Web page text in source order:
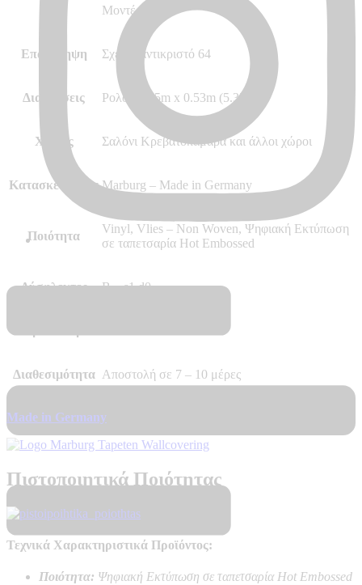
Μοντέρνο
Επανάληψη Σχέδιο αντικριστό 64
Διαστάσεις Ρολό 10.05m x 0.53m (5.32m²)
Χώρος Σαλόνι Κρεβατοκάμαρα και άλλoι χώροι
Κατασκευαστής Marburg – Made in Germany
Ποιότητα
Vinyl, Vlies – Non Woven, Ψηφιακή Εκτύπωση
σε ταπετσαρία Hot Embossed
Δύσφλεκτες B – s1 d0
Διαθεσιμότητα Αποστολή σε 7 – 10 μέρες
Made in Germany
Πιστοποιητικά Ποιότητας
Τεχνικά Χαρακτηριστικά Προϊόντος:
Ποιότητα: Ψηφιακή Εκτύπωση σε ταπετσαρία Hot Embossed